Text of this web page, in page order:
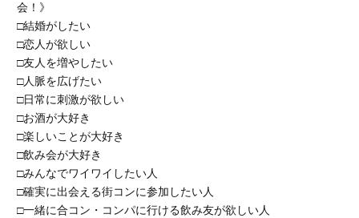
会！》
□結婚がしたい
□恋人が欲しい
□友人を増やしたい
□人脈を広げたい
□日常に刺激が欲しい
□お酒が大好き
□楽しいことが大好き
□飲み会が大好き
□みんなでワイワイしたい人
□確実に出会える街コンに参加したい人
□一緒に合コン・コンパに行ける飲み友が欲しい人